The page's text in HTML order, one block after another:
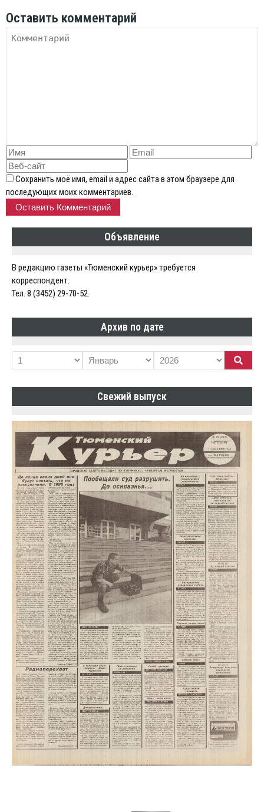
Оставить комментарий
Сохранить моё имя, email и адрес сайта в этом браузере для
последующих моих комментариев.
Объявление
В редакцию газеты «Тюменский курьер» требуется
корреспондент.
Тел. 8 (3452) 29-70-52.
Архив по дате
Свежий выпуск